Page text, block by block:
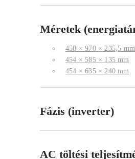
Méretek
450 × 970 × 235,5 mm
454 × 585 × 135 mm
454 × 635 × 240 mm
Fázis (inverter)
AC töltési